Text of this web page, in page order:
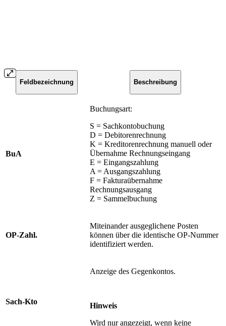
Feldbezeichnung Beschreibung
BuA
Buchungsart:
S = Sachkontobuchung
D = Debitorenrechnung
K = Kreditorenrechnung manuell oder
Übernahme Rechnungseingang
E = Eingangszahlung
A = Ausgangszahlung
F = Fakturaübernahme
Rechnungsausgang
Z = Sammelbuchung
OP-Zahl.
Miteinander ausgeglichene Posten
können über die identische OP-Nummer
identifiziert werden.
Sach-Kto
Anzeige des Gegenkontos.
Hinweis
Wird nur angezeigt, wenn keine